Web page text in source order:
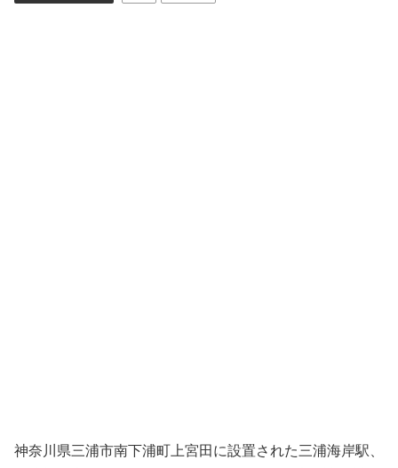
神奈川県三浦市南下浦町上宮田に設置された三浦海岸駅、